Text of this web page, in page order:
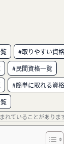
#取りやすい資
#民間資格一覧
#簡単に取れる資
れていることがありま